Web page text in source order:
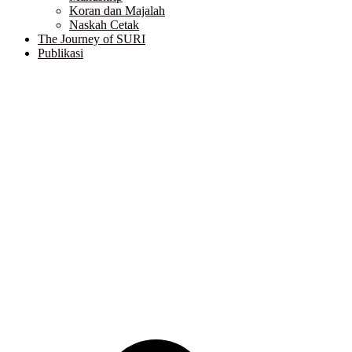
Koran dan Majalah
Naskah Cetak
The Journey of SURI
Publikasi